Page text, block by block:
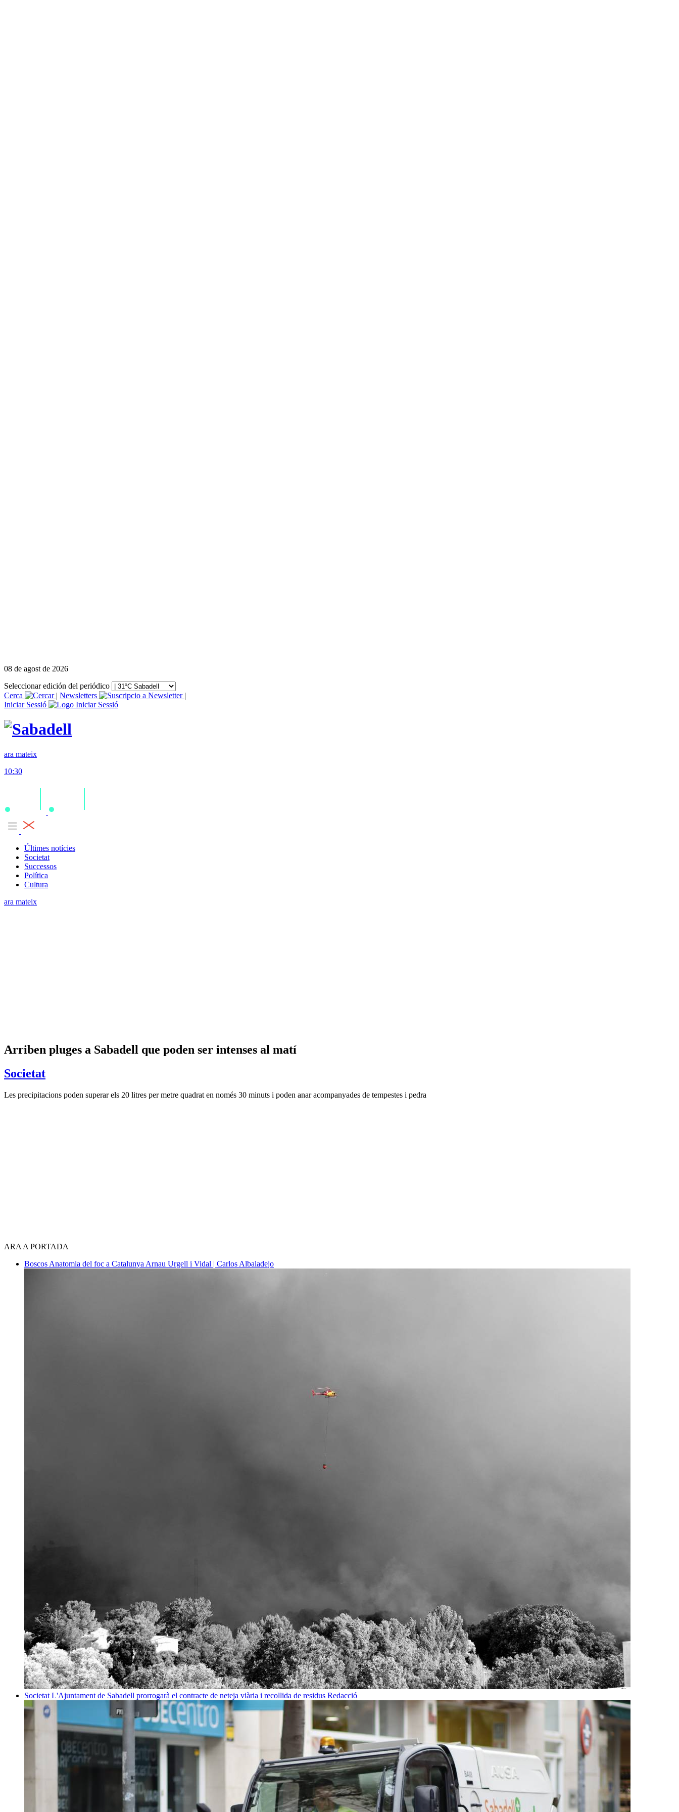
08 de agost de 2026
Seleccionar edición del periódico
Cerca
| Newsletters
|
Iniciar Sessió
ara mateix
10:30
Últimes notícies
Societat
Successos
Política
Cultura
ara mateix
Arriben pluges a Sabadell que poden ser intenses al matí
Societat
Les precipitacions poden superar els 20 litres per metre quadrat en només 30 minuts i poden anar acompanyades de tempestes i pedra
ARA A PORTADA
Boscos Anatomia del foc a Catalunya Arnau Urgell i Vidal | Carlos Albaladejo
Societat L'Ajuntament de Sabadell prorrogarà el contracte de neteja viària i recollida de residus Redacció